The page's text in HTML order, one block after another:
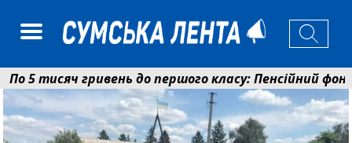
тисяч гривень до першого класу: Пенсійний фонд
у Сумах погодили 115 компенсацій на